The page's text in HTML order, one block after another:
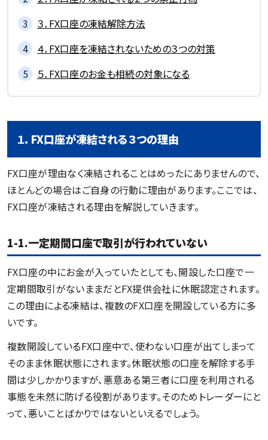
３．FX口座の凍結解除方法
４．FX口座を凍結されないための３つの対策
５．FX口座のお金も相続の対象になる
１．FX口座が凍結される３つの理由
FX口座が理由なく凍結されることはめったにありませんので、
ほとんどの場合はご自身の行動に理由があります。ここでは、
FX口座が凍結される理由を解説していきます。
1-1.一定期間口座で取引が行われていない
FX口座の中にお金が入っていたとしても、開設した口座で一
定期間取引がないままだとFX提供会社に休眠認定されます。
この理由による凍結は、複数のFX口座を開設している方に多
いです。
複数開設しているFX口座中で、使わない口座が出てしまって
そのまま休眠状態にされます。休眠状態の口座を解除する手
間は少しかかりますが、悪意ある第三者に口座を利用される
事態を未然に防げる役割があります。そのためトレーダーにと
って、悪いことばかりではないといえるでしょう。